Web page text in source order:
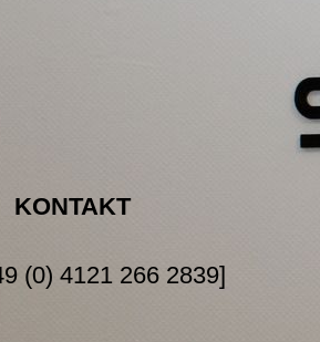
KONTAKT
(0) 4121 266 2839]